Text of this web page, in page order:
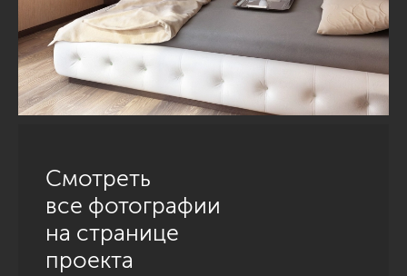
Смотреть
все фотографии
на странице
проекта